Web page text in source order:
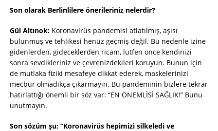
Son olarak Berlinlilere önerileriniz nelerdir?
Gül Altınok: Koronavirüs pandemisi atlatılmış, aşısı
bulunmuş ve tehlikesi henüz geçmiş değil. Bu nedenle izine
gidenlerden, gideceklerden ricam, lütfen önce kendinizi
sonra sevdikleriniz ve çevrenizdekileri koruyun. Bunun için
de mutlaka fiziki mesafeye dikkat ederek, maskelerinizi
mecbur olmadıkça çıkarmayın. Bu pandeminin bizlere tekrar
hatırlattığı önemli bir söz var: “EN ÖNEMLİSİ SAĞLIK!” Bunu
unutmayın.
Son sözüm şu: “Koronavirüs hepimizi silkeledi ve